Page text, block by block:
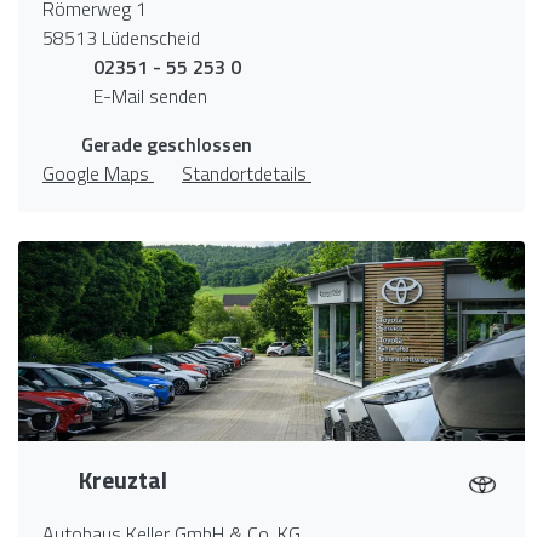
Römerweg 1
58513 Lüdenscheid
02351 - 55 253 0
E-Mail senden
Gerade geschlossen
Google Maps
Standortdetails
Kreuztal